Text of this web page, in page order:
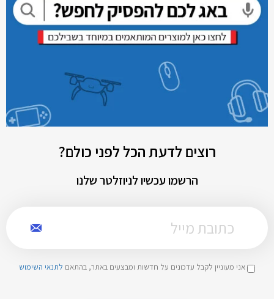
רוצים לדעת הכל לפני כולם?
הרשמו עכשיו לניוזלטר שלנו
אני מעוניין לקבל עדכונים על חדשות ומבצעים באתר, בהתאם לתנאי השימוש